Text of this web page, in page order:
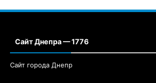
Сайт Днепра — 1776
Сайт города Днепр